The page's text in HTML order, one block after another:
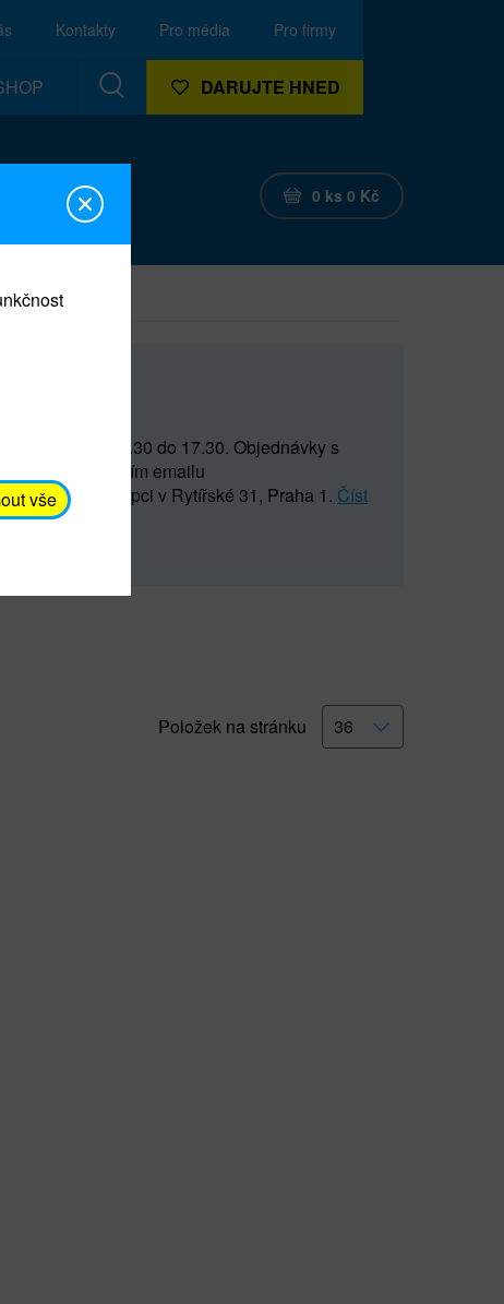
Kontakty Pro média Pro firmy
DARUJTE HNED
0 ks 0 Kč
do 15 a od 15.30 do 17.30. Objednávky s
(prostřednictvím emailu
547) na recepci v Rytířské 31, Praha 1. Číst
Položek na stránku
vše